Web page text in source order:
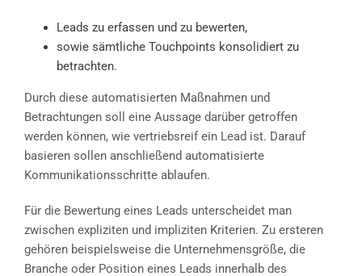
Leads zu erfassen und zu bewerten,
sowie sämtliche Touchpoints konsolidiert zu
betrachten.
Durch diese automatisierten Maßnahmen und
Betrachtungen soll eine Aussage darüber getroffen
werden können, wie vertriebsreif ein Lead ist. Darauf
basieren sollen anschließend automatisierte
Kommunikationsschritte ablaufen.
Für die Bewertung eines Leads unterscheidet man
zwischen expliziten und impliziten Kriterien. Zu ersteren
gehören beispielsweise die Unternehmensgröße, die
Branche oder Position eines Leads innerhalb des